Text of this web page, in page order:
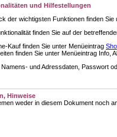
und Hilfestellungen
der wichtigsten Funktionen finden Sie
finden Sie auf der
Kauf finden Sie unter Menüeintrag
finden Sie unter Menüeintrag Info,
und Adressdaten, Passwort
Hinweise
weder in diesem Dokument noch